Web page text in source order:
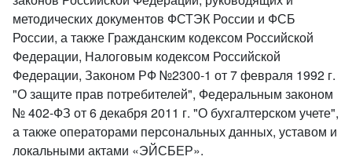
методических документов ФСТЭК России и ФСБ
России, а также Гражданским кодексом Российской
Федерации, Налоговым кодексом Российской
Федерации, Законом РФ №2300-1 от 7 февраля 1992 г.
"О защите прав потребителей", Федеральным законом
№ 402-ФЗ от 6 декабря 2011 г. "О бухгалтерском учете",
а также операторами персональных данных, уставом и
локальными актами «ЭЙСБЕР».